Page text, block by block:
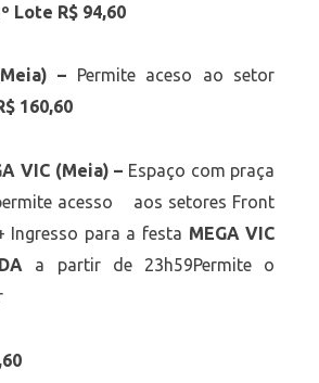
Lote R$ 94,60
– Permite aceso ao setor
160,60
VIC (Meia) – Espaço com praça
acesso aos setores Front
Ingresso para a festa MEGA VIC
a partir de 23h59Permite o